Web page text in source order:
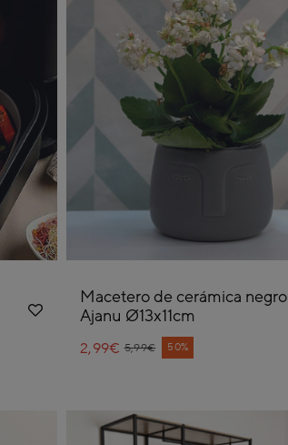
Macetero de cerámica negro
Ajanu Ø13x11cm
Price reduced from
5,99€
to 50%
2,99€